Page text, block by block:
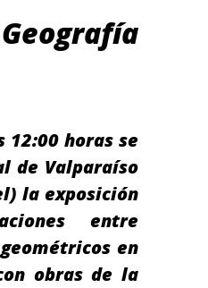
12:00 horas se
de Valparaíso
la exposición
entre
en
obras de la